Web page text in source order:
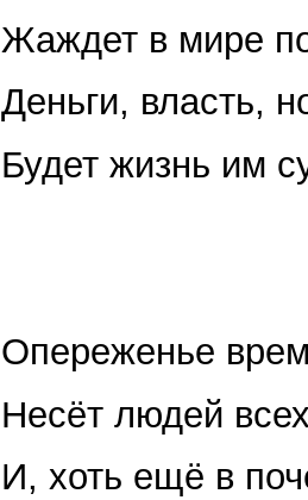
Жаждет в мире
Деньги, власть,
Будет жизнь им
Опереженье
Несёт людей
И, хоть ещё в